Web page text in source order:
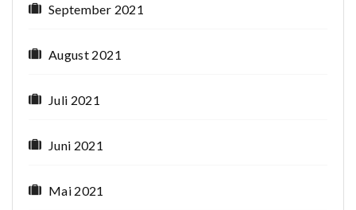
September 2021
August 2021
Juli 2021
Juni 2021
Mai 2021